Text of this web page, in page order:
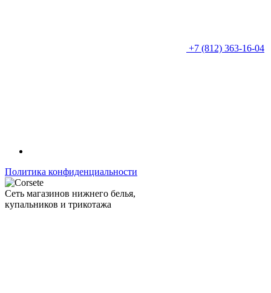
+7 (812) 363-16-04
Политика конфиденциальности
Сеть магазинов нижнего белья,
купальников и трикотажа